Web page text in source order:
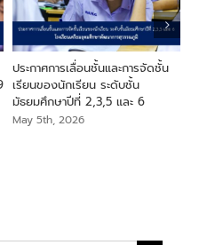
ประกาศการเลื่อนชั้นและการจัดชั้น
เรียนของนักเรียน ระดับชั้น
มัธยมศึกษาปีที่ 2,3,5 และ 6
May 5th, 2026